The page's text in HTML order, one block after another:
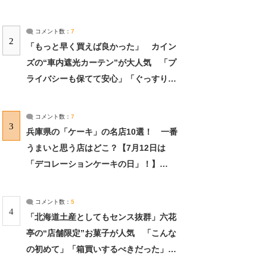
2
コメント数： 7
「もっと早く買えば良かった」 カイン
ズの“車内遮光カーテン”が大人気 「プ
ライバシーも保てて安心」「ぐっすり眠
3
コメント数： 7
兵庫県の「ケーキ」の名店10選！ 一番
うまいと思う店はどこ？【7月12日は
「デコレーションケーキの日」！】
4
コメント数： 5
「北海道土産としてもセンス抜群」六花
亭の“店舗限定”お菓子が人気 「こんな
の初めて」「箱買いするべきだった」